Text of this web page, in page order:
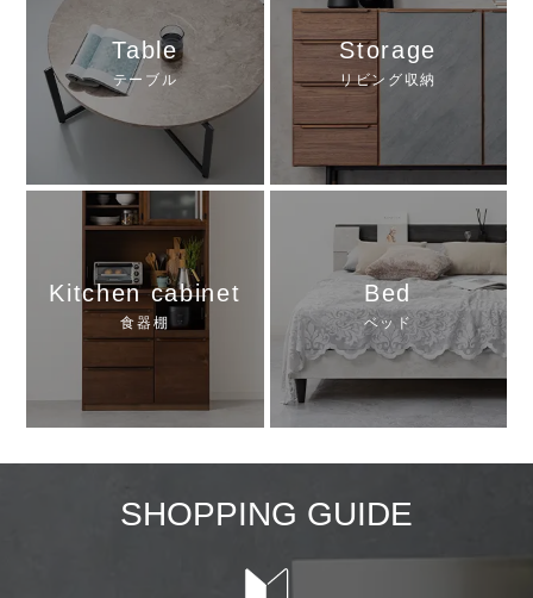
Table
テーブル
Storage
リビング収納
Kitchen cabinet
食器棚
Bed
ベッド
SHOPPING GUIDE